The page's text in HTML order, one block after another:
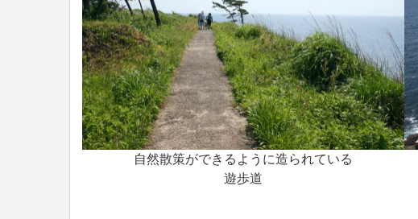
自然散策ができるように造られている
遊歩道